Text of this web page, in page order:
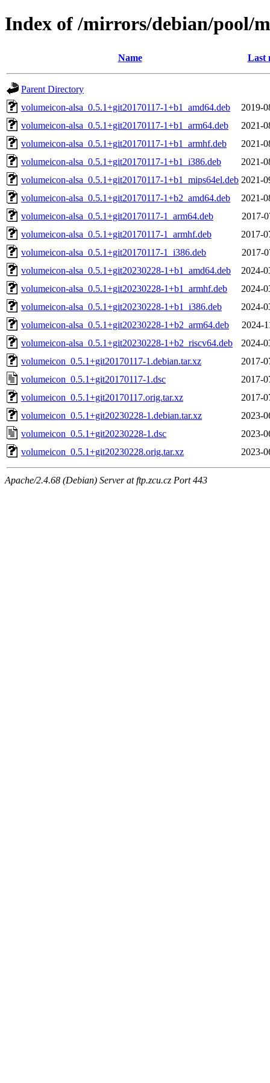
Index of /mirrors/debian/pool/
Name Last
Parent Directory
volumeicon-alsa_0.5.1+git20170117-1+b1_amd64.deb
2019-
volumeicon-alsa_0.5.1+git20170117-1+b1_arm64.deb
2021-
volumeicon-alsa_0.5.1+git20170117-1+b1_armhf.deb
2021-
volumeicon-alsa_0.5.1+git20170117-1+b1_i386.deb
2021-
volumeicon-alsa_0.5.1+git20170117-1+b1_mips64el.deb 2021-
volumeicon-alsa_0.5.1+git20170117-1+b2_amd64.deb
2021-
volumeicon-alsa_0.5.1+git20170117-1_arm64.deb
2017-
volumeicon-alsa_0.5.1+git20170117-1_armhf.deb
2017-
volumeicon-alsa_0.5.1+git20170117-1_i386.deb
2017-
volumeicon-alsa_0.5.1+git20230228-1+b1_amd64.deb
2024-
volumeicon-alsa_0.5.1+git20230228-1+b1_armhf.deb
2024-
volumeicon-alsa_0.5.1+git20230228-1+b1_i386.deb
2024-
volumeicon-alsa_0.5.1+git20230228-1+b2_arm64.deb
2024-
volumeicon-alsa_0.5.1+git20230228-1+b2_riscv64.deb
2024-
volumeicon_0.5.1+git20170117-1.debian.tar.xz
2017-
volumeicon_0.5.1+git20170117-1.dsc
2017-
volumeicon_0.5.1+git20170117.orig.tar.xz
2017-
volumeicon_0.5.1+git20230228-1.debian.tar.xz
2023-
volumeicon_0.5.1+git20230228-1.dsc
2023-
volumeicon_0.5.1+git20230228.orig.tar.xz
2023-
Apache/2.4.68 (Debian) Server at ftp.zcu.cz Port 443